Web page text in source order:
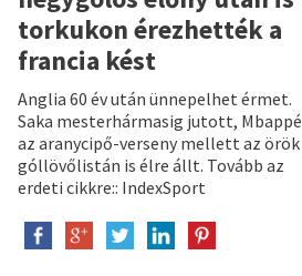
torkukon érezhették a
francia kést
Anglia 60 év után ünnepelhet érmet.
Saka mesterhármasig jutott, Mbappé
az aranycipő-verseny mellett az örök
góllövőlistán is élre állt. Tovább az
erdeti cikkre:: IndexSport